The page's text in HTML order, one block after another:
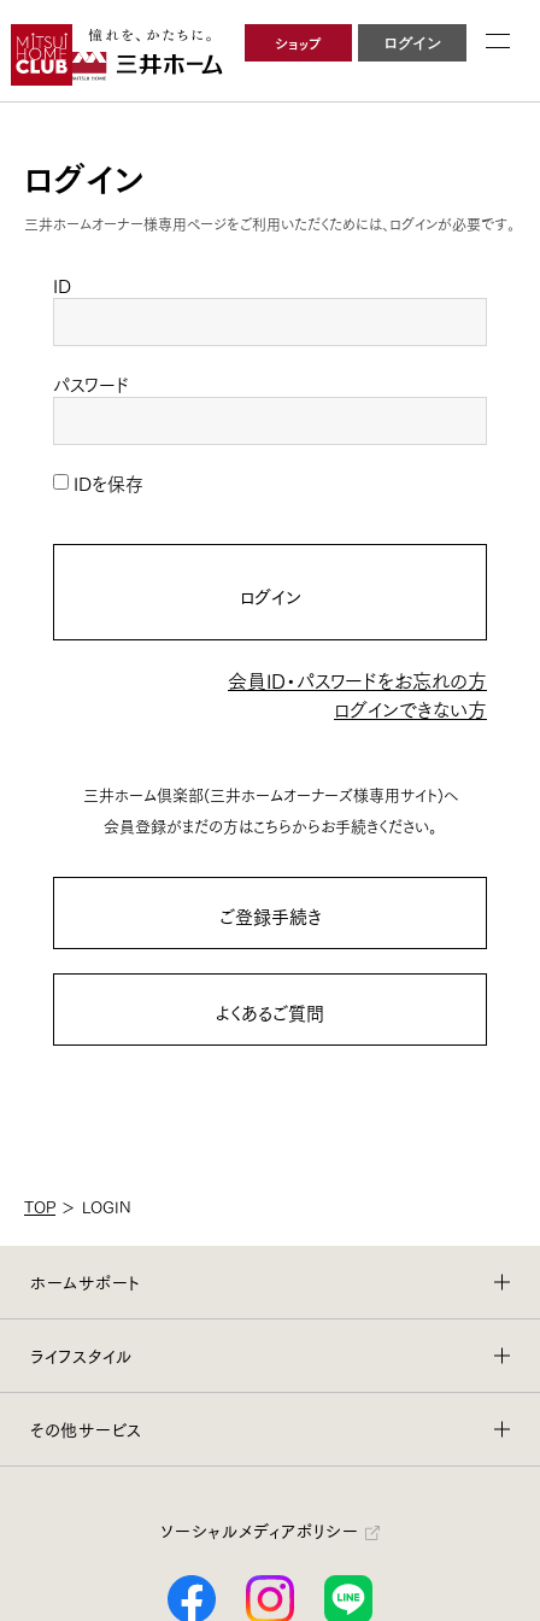
ショップ ログイン
ログイン
三井ホームオーナー様専用ページをご利用いただくためには、ログインが必要です。
ID
パスワード
IDを保存
ログイン
会員ID・パスワードをお忘れの方
ログインできない方
三井ホーム倶楽部(三井ホームオーナーズ様専用サイト)へ
会員登録がまだの方はこちらからお手続きください。
ご登録手続き
よくあるご質問
TOP ＞ LOGIN
ホームサポート
ライフスタイル
その他サービス
ソーシャルメディアポリシー